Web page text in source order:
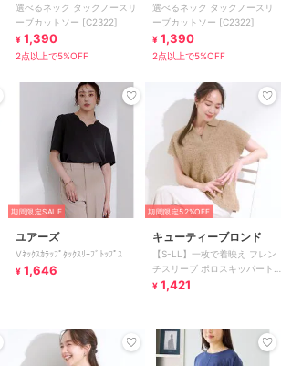
選べるネック タックノースリ
ーブカットソー [C2322]
¥ 1,390
2点以上で5%OFF
選べるネック タックノースリ
ーブカットソー [C2322]
¥ 1,390
2点以上で5%OFF
期間限定SALE
ユアーズ
Vﾈｯｸｽｶﾗｯﾌﾟﾀｯｸｽﾘｰﾌﾞﾄｯﾌﾟｽ
¥ 1,646
期間限定52%OFF
キューティーブロンド
【S-LL】一枚で着映え フレン
チスリーブ ポロスキッパート
ップス
¥ 1,421